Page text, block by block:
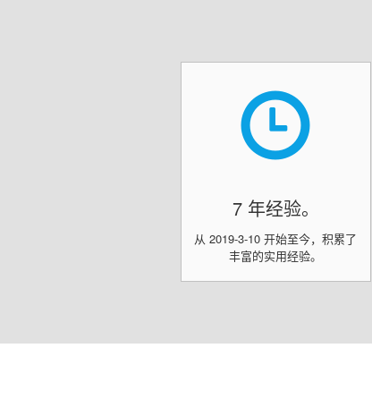
7 年经验。
从 2019-3-10 开始至今，积累了
丰富的实用经验。